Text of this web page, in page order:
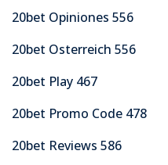
20bet Opiniones 556
20bet Osterreich 556
20bet Play 467
20bet Promo Code 478
20bet Reviews 586